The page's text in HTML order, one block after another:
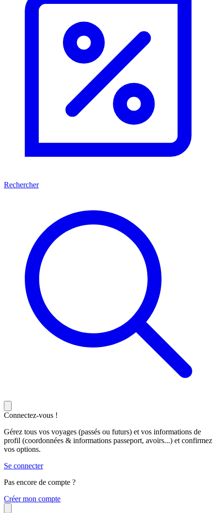
Rechercher
Connectez-vous !
Gérez tous vos voyages (passés ou futurs) et vos informations de
profil (coordonnées & informations passeport, avoirs...) et confirmez
vos options.
Se connecter
Pas encore de compte ?
Créer mon compte